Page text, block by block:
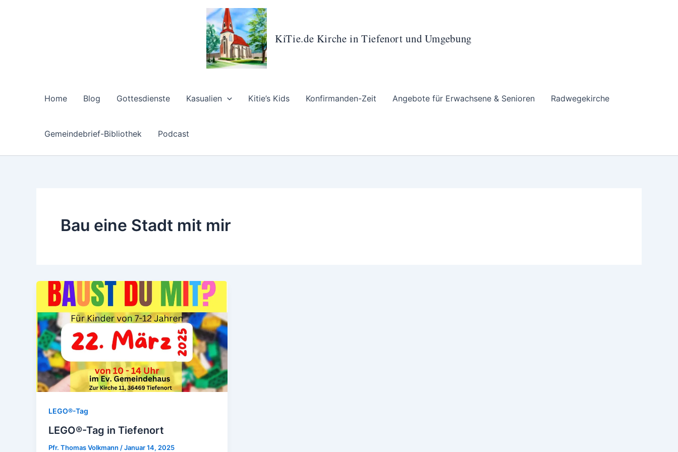
KiTie.de Kirche in Tiefenort und Umgebung
Home Blog Gottesdienste Kasualien Kitie’s Kids Konfirmanden-Zeit Angebote für Erwachsene & Senioren Radwegekirche
Gemeindebrief-Bibliothek Podcast
Bau eine Stadt mit mir
LEGO®-Tag
LEGO®-Tag in Tiefenort
Pfr. Thomas Volkmann /Januar 14, 2025